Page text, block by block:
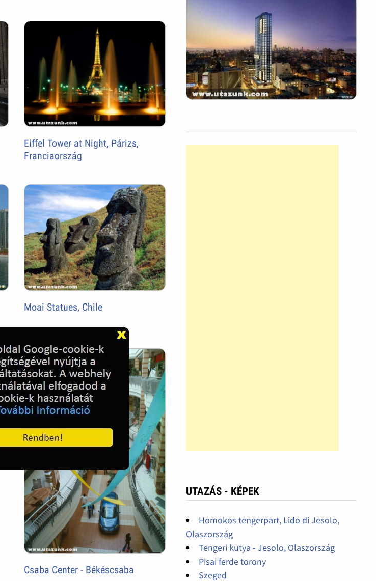
Eiffel Tower at Night, Párizs,
Franciaország
Moai Statues, Chile
Csaba Center - Békéscsaba
UTAZÁS - KÉPEK
Homokos tengerpart, Lido di Jesolo,
Olaszország
Tengeri kutya - Jesolo, Olaszország
Pisai ferde torony
Szeged